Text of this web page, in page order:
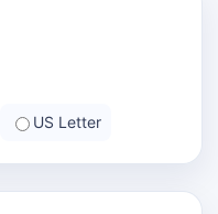
US Letter